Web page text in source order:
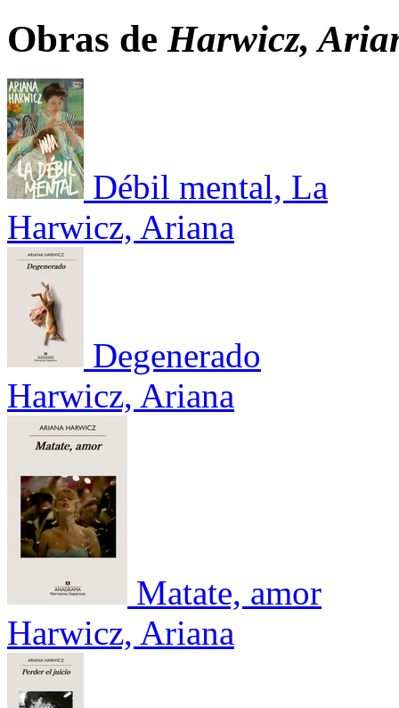
Obras de Harwicz,
Débil mental, La
Harwicz, Ariana
Degenerado
Harwicz, Ariana
Matate, amor
Harwicz, Ariana